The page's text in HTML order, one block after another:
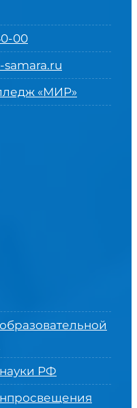
00
«МИР»
РФ